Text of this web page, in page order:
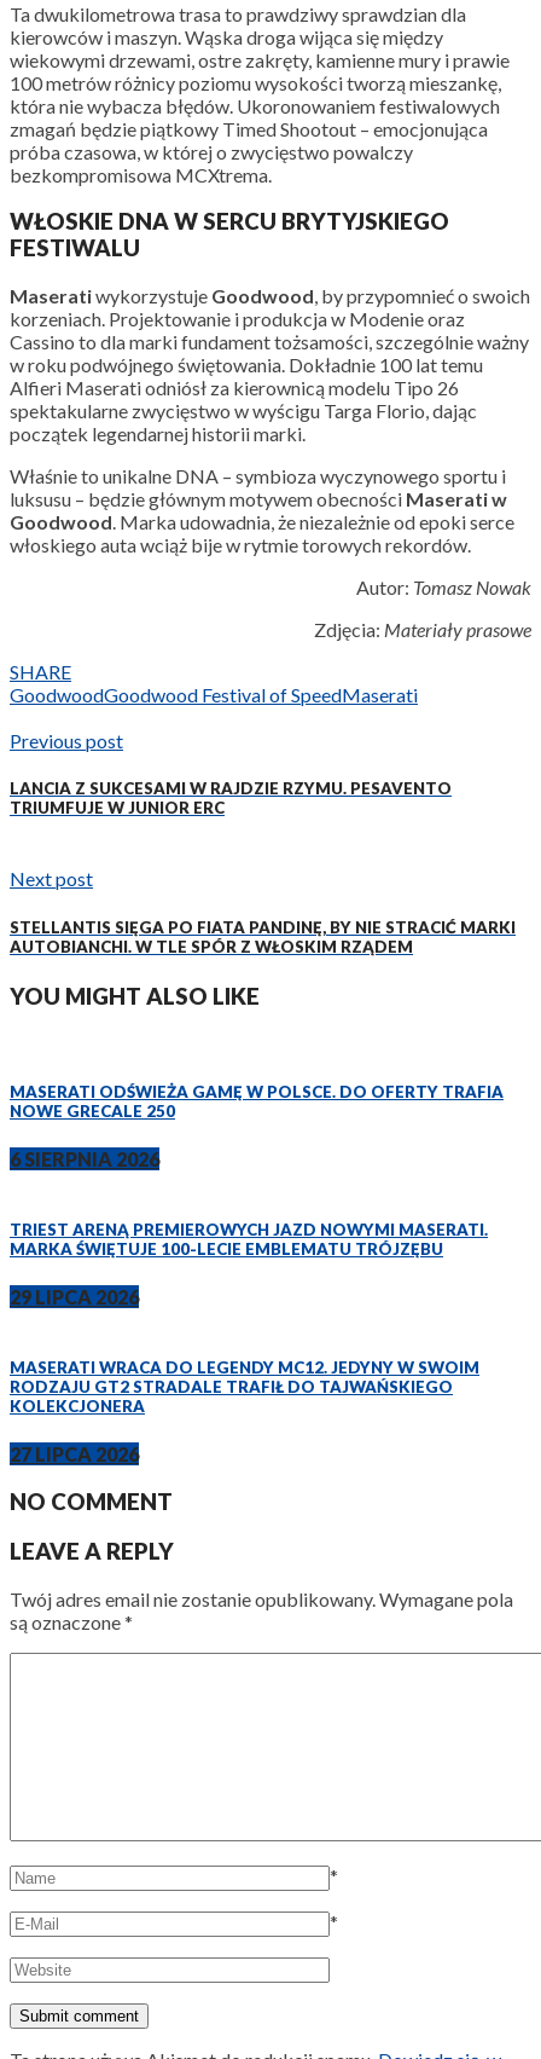
Ta dwukilometrowa trasa to prawdziwy sprawdzian dla
kierowców i maszyn. Wąska droga wijąca się między
wiekowymi drzewami, ostre zakręty, kamienne mury i prawie
100 metrów różnicy poziomu wysokości tworzą mieszankę,
która nie wybacza błędów. Ukoronowaniem festiwalowych
zmagań będzie piątkowy Timed Shootout – emocjonująca
próba czasowa, w której o zwycięstwo powalczy
bezkompromisowa MCXtrema.
WŁOSKIE DNA W SERCU BRYTYJSKIEGO
FESTIWALU
Maseratiwykorzystuje Goodwood, by przypomnieć o swoich
korzeniach. Projektowanie i produkcja w Modenie oraz
Cassino to dla marki fundament tożsamości, szczególnie ważny
w roku podwójnego świętowania. Dokładnie 100 lat temu
Alfieri Maserati odniósł za kierownicą modelu Tipo 26
spektakularne zwycięstwo w wyścigu Targa Florio, dając
początek legendarnej historii marki.
Właśnie to unikalne DNA – symbioza wyczynowego sportu i
luksusu – będzie głównym motywem obecności Maserati w
Goodwood. Marka udowadnia, że niezależnie od epoki serce
włoskiego auta wciąż bije w rytmie torowych rekordów.
Autor: Tomasz Nowak
Zdjęcia: Materiały prasowe
SHARE
GoodwoodGoodwood Festival of SpeedMaserati
Previous post
LANCIA Z SUKCESAMI W RAJDZIE RZYMU. PESAVENTO
TRIUMFUJE W JUNIOR ERC
Next post
STELLANTIS SIĘGA PO FIATA PANDINĘ, BY NIE STRACIĆ MARKI
AUTOBIANCHI. W TLE SPÓR Z WŁOSKIM RZĄDEM
YOU MIGHT ALSO LIKE
MASERATI ODŚWIEŻA GAMĘ W POLSCE. DO OFERTY TRAFIA
NOWE GRECALE 250
6 SIERPNIA 2026
TRIEST ARENĄ PREMIEROWYCH JAZD NOWYMI MASERATI.
MARKA ŚWIĘTUJE 100-LECIE EMBLEMATU TRÓJZĘBU
29 LIPCA 2026
MASERATI WRACA DO LEGENDY MC12. JEDYNY W SWOIM
RODZAJU GT2 STRADALE TRAFIŁ DO TAJWAŃSKIEGO
KOLEKCJONERA
27 LIPCA 2026
NO COMMENT
LEAVE A REPLY
Twój adres email nie zostanie opublikowany. Wymagane pola
są oznaczone*
*
*